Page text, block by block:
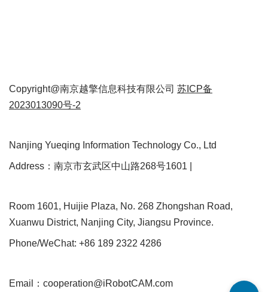
Copyright@南京越擎信息科技有限公司 苏ICP备
2023013090号-2
Nanjing Yueqing Information Technology Co., Ltd
Address：南京市玄武区中山路268号1601 |
Room 1601, Huijie Plaza, No. 268 Zhongshan Road,
Xuanwu District, Nanjing City, Jiangsu Province.
Phone/WeChat: +86 189 2322 4286
Email：cooperation@iRobotCAM.com